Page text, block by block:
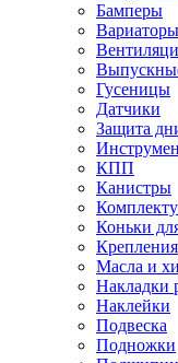
Бамперы
Вариаторы
Гусеницы
Датчики
Защита
КПП
Канистры
Коньки
Крепления
Масла и
Накладки
Наклейки
Подвеска
Подножки